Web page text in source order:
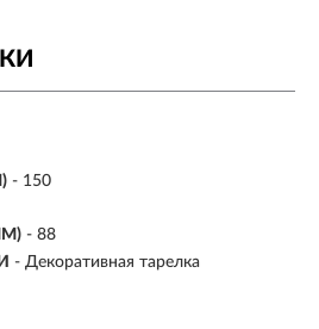
- 150
- 88
- Декоративная тарелка